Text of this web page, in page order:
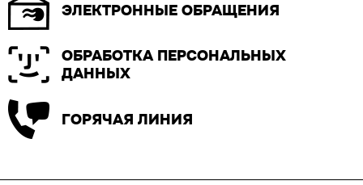
ЭЛЕКТРОННЫЕ ОБРАЩЕНИЯ
ОБРАБОТКА ПЕРСОНАЛЬНЫХ
ДАННЫХ
ГОРЯЧАЯ ЛИНИЯ